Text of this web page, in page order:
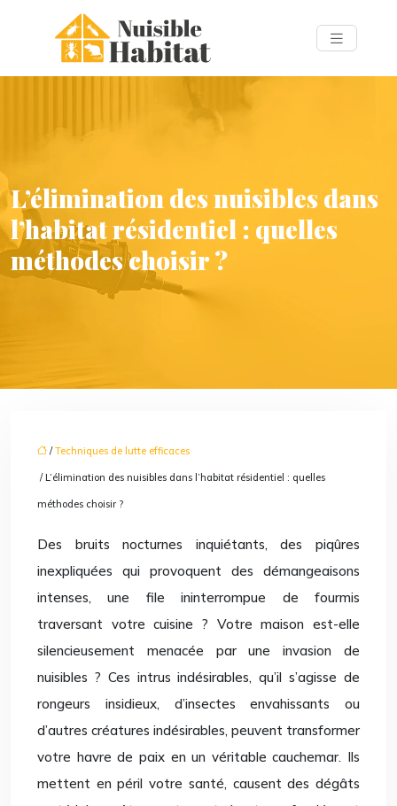
L’élimination des nuisibles dans
l’habitat résidentiel : quelles
méthodes choisir ?
/Techniques de lutte efficaces
/ L’élimination des nuisibles dans l’habitat résidentiel : quelles
méthodes choisir ?
Des bruits nocturnes inquiétants, des piqûres
inexpliquées qui provoquent des démangeaisons
intenses, une file ininterrompue de fourmis
traversant votre cuisine ? Votre maison est-elle
silencieusement menacée par une invasion de
nuisibles ? Ces intrus indésirables, qu’il s’agisse de
rongeurs insidieux, d’insectes envahissants ou
d’autres créatures indésirables, peuvent transformer
votre havre de paix en un véritable cauchemar. Ils
mettent en péril votre santé, causent des dégâts